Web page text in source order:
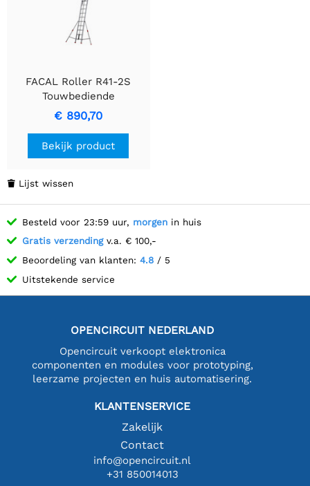
FACAL Roller R41-2S
Touwbediende
Uitschuifladders
€ 890,70
Bekijk product
 Lijst wissen
Besteld voor 23:59 uur, morgen in huis
Gratis verzendingv.a. € 100,-
Beoordeling van klanten: 4.8 / 5
Uitstekende service
OPENCIRCUIT NEDERLAND
Opencircuit verkoopt elektronica
componenten en modules voor prototyping,
leerzame projecten en huis automatisering.
KLANTENSERVICE
Zakelijk
Contact
info@opencircuit.nl
+31 850014013